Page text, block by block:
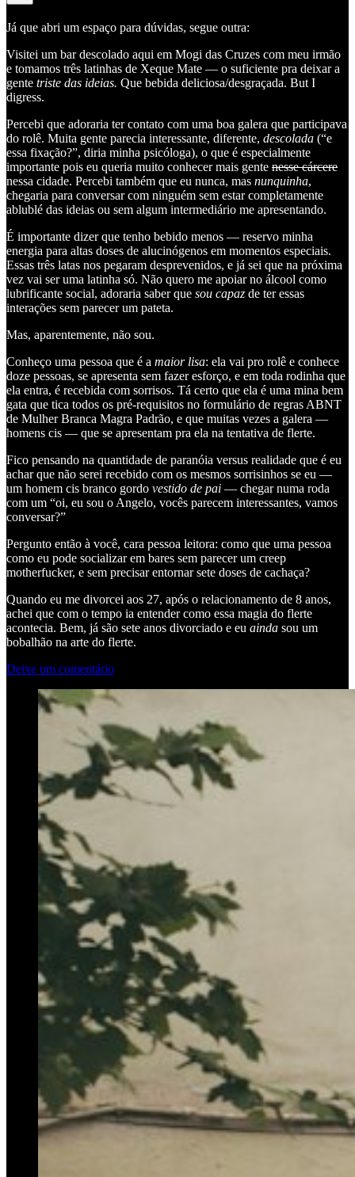
Já que abri um espaço para dúvidas, segue outra:
Visitei um bar descolado aqui em Mogi das Cruzes com meu irmão
e tomamos três latinhas de Xeque Mate — o suficiente pra deixar a
gente triste das ideias. Que bebida deliciosa/desgraçada. But I
digress.
Percebi que adoraria ter contato com uma boa galera que participava
do rolê. Muita gente parecia interessante, diferente, descolada (“e
essa fixação?”, diria minha psicóloga), o que é especialmente
importante pois eu queria muito conhecer mais gente nesse cárcere
nessa cidade. Percebi também que eu nunca, mas nunquinha,
chegaria para conversar com ninguém sem estar completamente
ablublé das ideias ou sem algum intermediário me apresentando.
É importante dizer que tenho bebido menos — reservo minha
energia para altas doses de alucinógenos em momentos especiais.
Essas três latas nos pegaram desprevenidos, e já sei que na próxima
vez vai ser uma latinha só. Não quero me apoiar no álcool como
lubrificante social, adoraria saber que sou capaz de ter essas
interações sem parecer um pateta.
Mas, aparentemente, não sou.
Conheço uma pessoa que é a maior lisa: ela vai pro rolê e conhece
doze pessoas, se apresenta sem fazer esforço, e em toda rodinha que
ela entra, é recebida com sorrisos. Tá certo que ela é uma mina bem
gata que tica todos os pré-requisitos no formulário de regras ABNT
de Mulher Branca Magra Padrão, e que muitas vezes a galera —
homens cis — que se apresentam pra ela na tentativa de flerte.
Fico pensando na quantidade de paranóia versus realidade que é eu
achar que não serei recebido com os mesmos sorrisinhos se eu —
um homem cis branco gordo vestido de pai — chegar numa roda
com um “oi, eu sou o Angelo, vocês parecem interessantes, vamos
conversar?”
Pergunto então à você, cara pessoa leitora: como que uma pessoa
como eu pode socializar em bares sem parecer um creep
motherfucker, e sem precisar entornar sete doses de cachaça?
Quando eu me divorcei aos 27, após o relacionamento de 8 anos,
achei que com o tempo ia entender como essa magia do flerte
acontecia. Bem, já são sete anos divorciado e eu ainda sou um
bobalhão na arte do flerte.
Deixe um comentário